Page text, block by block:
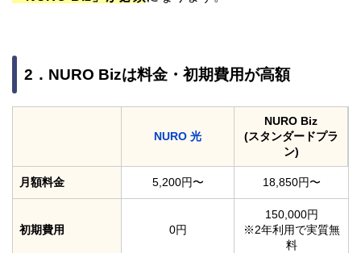
2．NURO Bizは料金・初期費用が高額
NURO 光
NURO Biz
(スタンダードプラ
ン)
月額料金 5,200円〜 18,850円〜
初期費用 0円
150,000円
※2年利用で実質無
料